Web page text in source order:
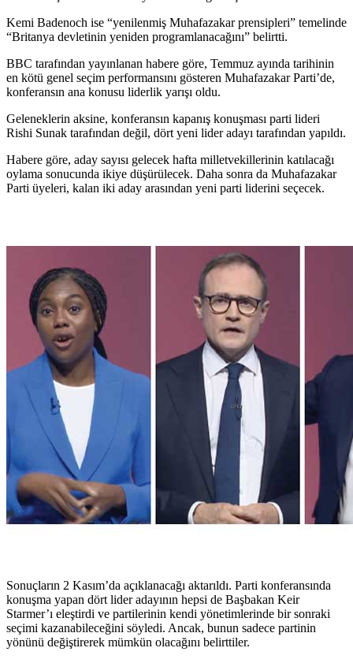
Kemi Badenoch ise “yenilenmiş Muhafazakar prensipleri” temelinde
“Britanya devletinin yeniden programlanacağını” belirtti.
BBC tarafından yayınlanan habere göre, Temmuz ayında tarihinin
en kötü genel seçim performansını gösteren Muhafazakar Parti’de,
konferansın ana konusu liderlik yarışı oldu.
Geleneklerin aksine, konferansın kapanış konuşması parti lideri
Rishi Sunak tarafından değil, dört yeni lider adayı tarafından yapıldı.
Habere göre, aday sayısı gelecek hafta milletvekillerinin katılacağı
oylama sonucunda ikiye düşürülecek. Daha sonra da Muhafazakar
Parti üyeleri, kalan iki aday arasından yeni parti liderini seçecek.
Sonuçların 2 Kasım’da açıklanacağı aktarıldı. Parti konferansında
konuşma yapan dört lider adayının hepsi de Başbakan Keir
Starmer’ı eleştirdi ve partilerinin kendi yönetimlerinde bir sonraki
seçimi kazanabileceğini söyledi. Ancak, bunun sadece partinin
yönünü değiştirerek mümkün olacağını belirttiler.